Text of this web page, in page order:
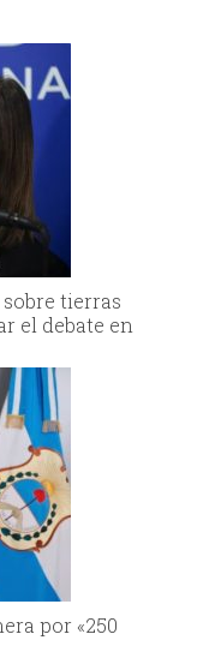
tierras
el debate en
por «250